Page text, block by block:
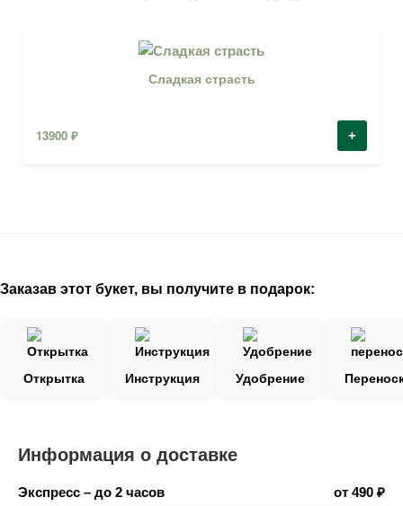
Сладкая страсть
13900 ₽ +
Заказав этот букет, вы получите в подарок:
Открытка Инструкция Удобрение
Информация о доставке
Экспресс – до 2 часов от 490 ₽